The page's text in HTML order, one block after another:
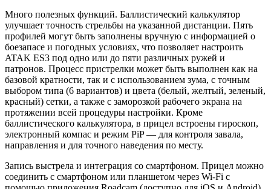
Много полезных функций. Баллистический калькулятор
улучшает точность стрельбы на указанной дистанции. Пять
профилей могут быть заполнены вручную с информацией о
боезапасе и погодных условиях, что позволяет настроить
ATAK ES3 под одно или до пяти различных ружей и
патронов. Процесс пристрелки может быть выполнен как на
базовой кратности, так и с использованием зума, с точным
выбором типа (6 вариантов) и цвета (белый, желтый, зеленый,
красный) сетки, а также с заморозкой рабочего экрана на
протяжении всей процедуры настройки. Кроме
баллистического калькулятора, в прицел встроены гироскоп,
электронный компас и режим PiP — для контроля завала,
направления и для точного наведения по месту.
Запись выстрела и интеграция со смартфоном. Прицел можно
соединить с смартфоном или планшетом через Wi-Fi с